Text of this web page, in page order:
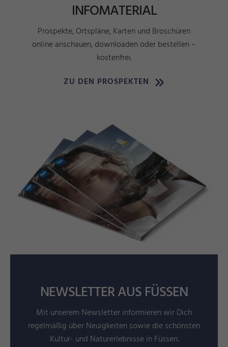
INFOMATERIAL
Prospekte, Ortspläne, Karten und Broschüren
online anschauen, downloaden oder bestellen –
kostenfrei.
ZU DEN PROSPEKTEN
NEWSLETTER AUS FÜSSEN
Mit unserem Newsletter informieren wir Dich
regelmäßig über Neuigkeiten sowie die schönsten
Kultur- und Naturerlebnisse in Füssen.